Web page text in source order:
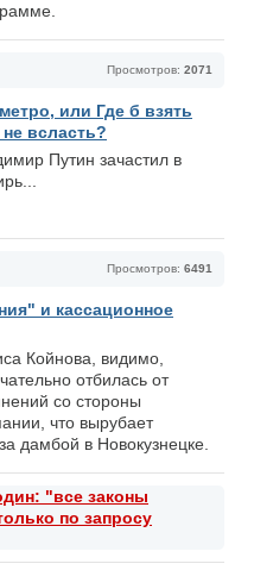
Просмотров: 2071
или Где б взять
всласть?
Путин зачастил в
Просмотров: 6491
и кассационное
Койнова, видимо,
отбилась от
со стороны
что вырубает
дамбой в Новокузнецке.
"все законы
по запросу